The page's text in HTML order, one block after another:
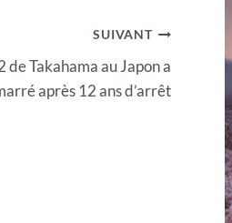
SUIVANT
de Takahama au Japon a
après 12 ans d’arrêt